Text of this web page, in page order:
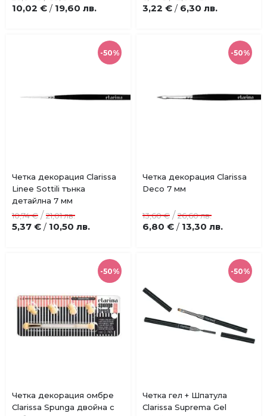
10,02 € / 19,60 лв. 3,22 € / 6,30 лв.
-50%
в
Купи
Четка декорация Clarissa
Linee Sottili тънка
детайлна 7 мм
5,37 € / 10,50 лв.
10,74 € /21,01 лв.
-50%
Купи
Четка декорация Clarissa
Deco 7 мм
6,80 € / 13,30 лв.
13,60 € /26,60 лв.
-50%
Добави
в
Купи
Четка декорация омбре
Clarissa Spunga двойна с
-50%
Добави
в
Купи
Четка гел + Шпатула
Clarissa Suprema Gel